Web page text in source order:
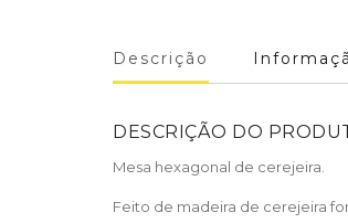
Descrição
DESCRIÇÃO DO
Mesa hexagonal de cerejeira.
Feito de madeira de cerejeira